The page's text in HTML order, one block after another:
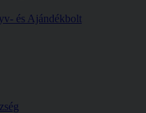
és Ajándékbolt